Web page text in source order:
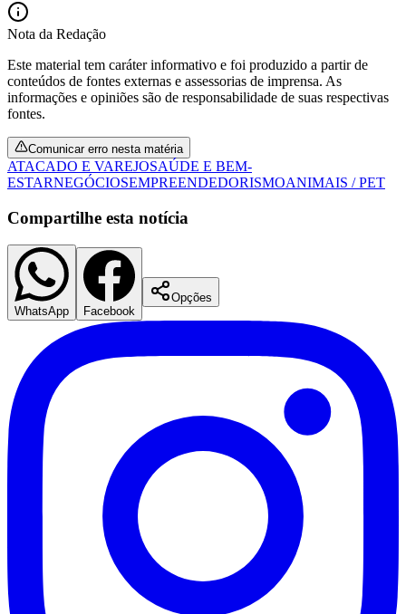
Nota da Redação
Este material tem caráter informativo e foi produzido a partir de
conteúdos de fontes externas e assessorias de imprensa. As
informações e opiniões são de responsabilidade de suas respectivas
fontes.
Comunicar erro nesta matéria
ATACADO E VAREJOSAÚDE E BEM-
ESTARNEGÓCIOSEMPREENDEDORISMOANIMAIS / PET
Compartilhe esta notícia
WhatsApp Facebook
Opções